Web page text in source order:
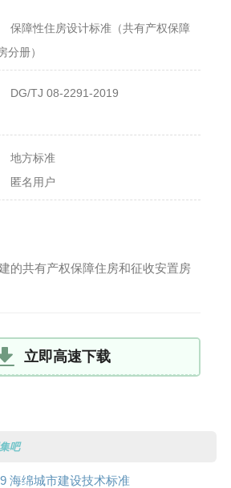
保障性住房设计标准（共有产权保障
分册）
DG/TJ 08-2291-2019
地方标准
匿名用户
的共有产权保障住房和征收安置房
立即高速下载
吧
海绵城市建设技术标准